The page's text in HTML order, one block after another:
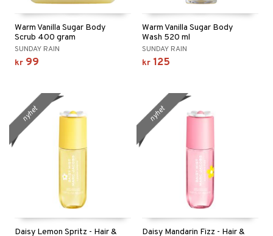
Warm Vanilla Sugar Body
Scrub 400 gram
SUNDAY RAIN
kr 99
Warm Vanilla Sugar Body
Wash 520 ml
SUNDAY RAIN
kr 125
Daisy Lemon Spritz - Hair &
nyhet
Daisy Mandarin Fizz - Hair &
nyhet